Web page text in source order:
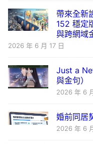
帶來全新
152 穩定
與跨網域
2026 年 6 月 17 日
Just a
與金句）
2026 年 6
婚前同居
2026 年 6